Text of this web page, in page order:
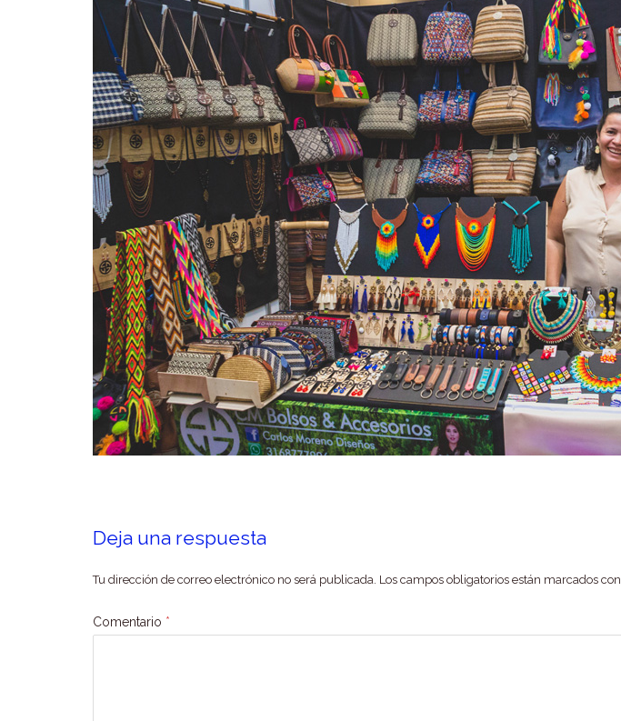
Deja una respuesta
Tu dirección de correo electrónico no será publicada. Los campos obligatorios están marcados con
Comentario *